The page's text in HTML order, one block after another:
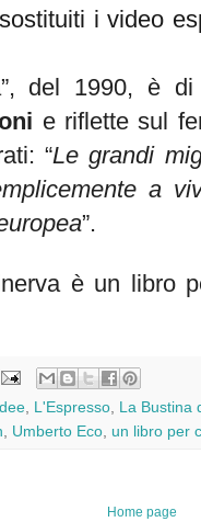
i video
del 1990, è
e riflette sul
“Le grandi
a
”.
è un libro
L'Espresso La Bustina
Umberto Eco un libro per
Home page